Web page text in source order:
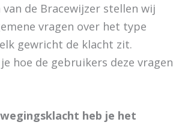
de Bracewijzer stellen wij
vragen over het type
gewricht de klacht zit.
hoe de gebruikers deze vragen
heb je het